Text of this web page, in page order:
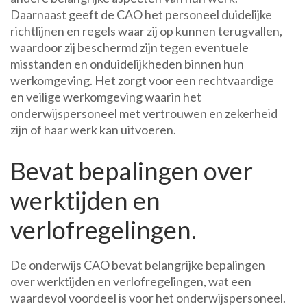
Daarnaast geeft de CAO het personeel duidelijke
richtlijnen en regels waar zij op kunnen terugvallen,
waardoor zij beschermd zijn tegen eventuele
misstanden en onduidelijkheden binnen hun
werkomgeving. Het zorgt voor een rechtvaardige
en veilige werkomgeving waarin het
onderwijspersoneel met vertrouwen en zekerheid
zijn of haar werk kan uitvoeren.
Bevat bepalingen over
werktijden en
verlofregelingen.
De onderwijs CAO bevat belangrijke bepalingen
over werktijden en verlofregelingen, wat een
waardevol voordeel is voor het onderwijspersoneel.